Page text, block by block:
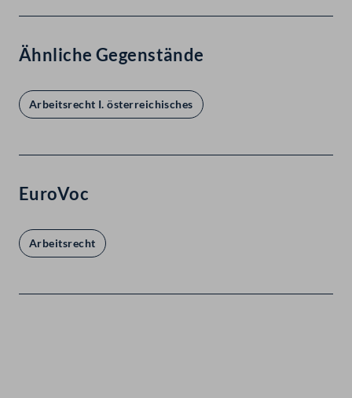
Ähnliche Gegenstände
Arbeitsrecht I. österreichisches
EuroVoc
Arbeitsrecht